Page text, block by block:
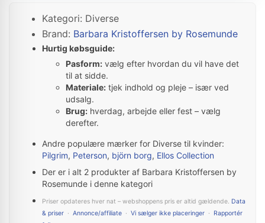
Kategori: Diverse
Brand: Barbara Kristoffersen by Rosemunde
Hurtig købsguide:
Pasform: vælg efter hvordan du vil have det
til at sidde.
Materiale: tjek indhold og pleje – især ved
udsalg.
Brug: hverdag, arbejde eller fest – vælg
derefter.
Andre populære mærker for Diverse til kvinder:
Pilgrim, Peterson, björn borg, Ellos Collection
Der er i alt 2 produkter af Barbara Kristoffersen by
Rosemunde i denne kategori
Priser opdateres hver nat – webshoppens pris er altid gældende. Data
& priser · Annonce/affiliate · Vi sælger ikke placeringer · Rapportér